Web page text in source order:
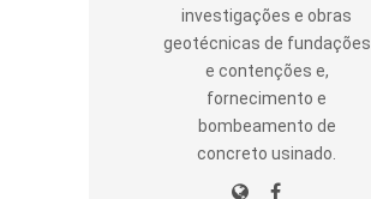
investigações e obras
geotécnicas de fundações
e contenções e,
fornecimento e
bombeamento de
concreto usinado.